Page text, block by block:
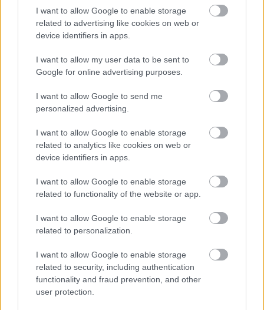
I want to allow Google to enable storage
related to advertising like cookies on web or
device identifiers in apps.
I want to allow my user data to be sent to
Google for online advertising purposes.
I want to allow Google to send me
personalized advertising.
I want to allow Google to enable storage
related to analytics like cookies on web or
device identifiers in apps.
I want to allow Google to enable storage
related to functionality of the website or app.
I want to allow Google to enable storage
related to personalization.
I want to allow Google to enable storage
related to security, including authentication
functionality and fraud prevention, and other
user protection.
(Szamár vagyok, csak jobban meg kellett volna nézni,
hogy Merlington kiket hívott. Legalább látod,
mennyire kedves vagy nekünk.)
18 éve
Köszönöm, vettem, írom! :-)
Myrtille
18 éve
Köszönöm:)
EL LOBO - A farkas
18 éve
Megvolnék az öttel, feltettem, nem ötöltem-
hatoltam, a hetedik magam voltam!